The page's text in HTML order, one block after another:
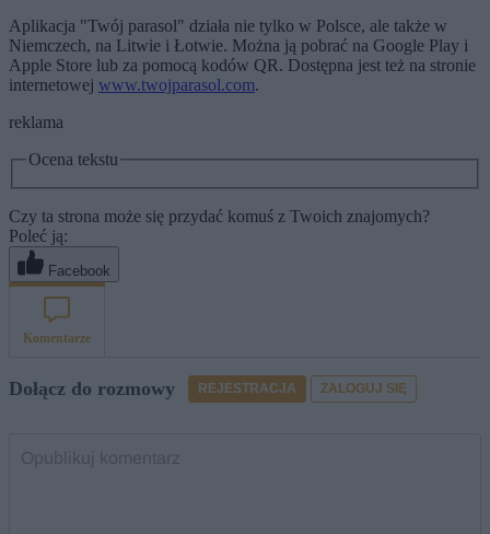
Aplikacja "Twój parasol" działa nie tylko w Polsce, ale także w
Niemczech, na Litwie i Łotwie. Można ją pobrać na Google Play i
Apple Store lub za pomocą kodów QR. Dostępna jest też na stronie
internetowej www.twojparasol.com.
reklama
Ocena tekstu
Czy ta strona może się przydać komuś z Twoich znajomych?
Poleć ją:
Facebook